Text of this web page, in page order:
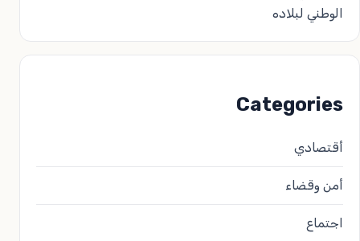
الوطني لبلاده
Categories
أقتصادي
أمن وقضاء
اجتماع